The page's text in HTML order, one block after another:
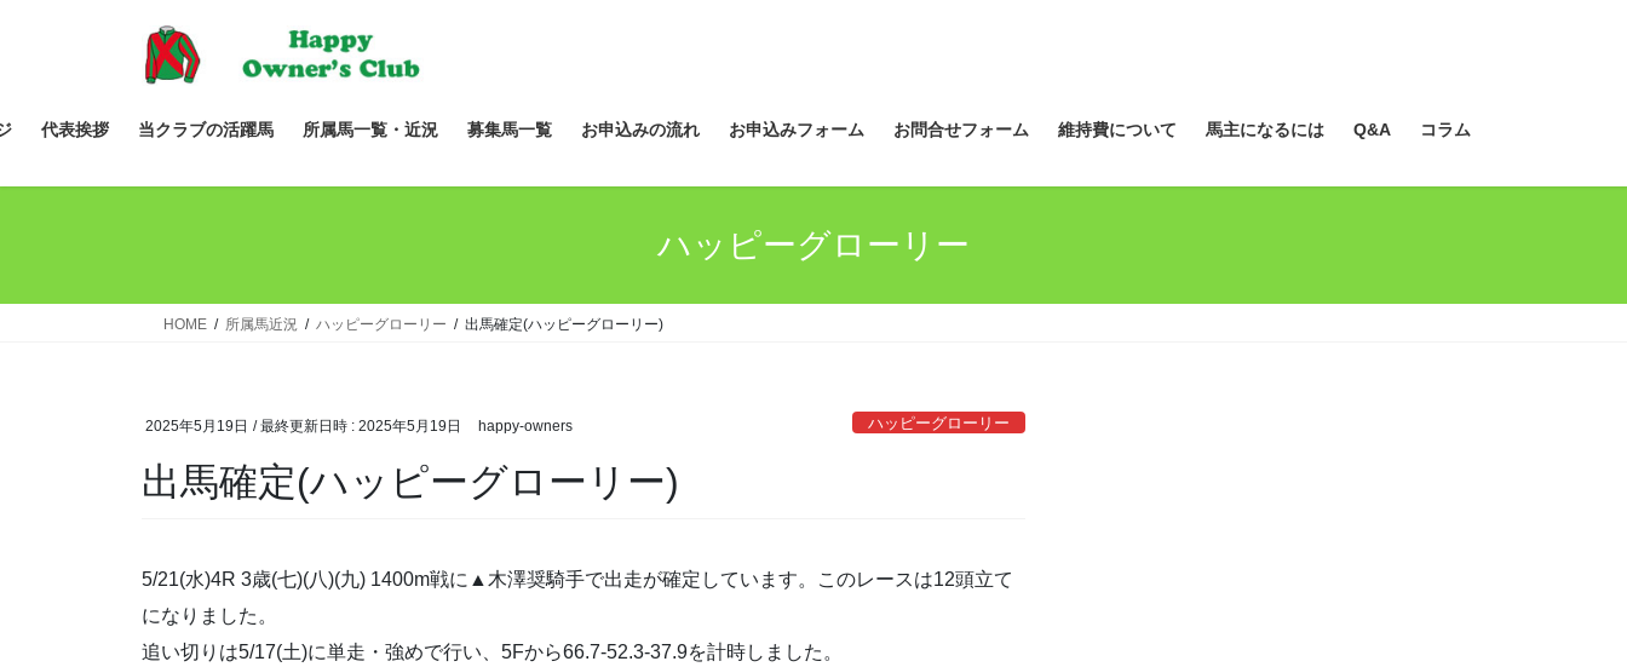
ツ
ス
シ
ン
代表挨拶 当クラブの活躍馬 所属馬一覧・近況 募集馬一覧 お申込みの流れ お申込みフォーム お問合せフォーム 維持費について 馬主になるには Q&A コラム
ハッピーグローリー
HOME 所属馬近況 ハッピーグローリー 出馬確定(ハッピーグローリー)
2025年5月19日 / 最終更新日時 : 2025年5月19日 happy-owners ハッピーグローリー
出馬確定(ハッピーグローリー)
5/21(水)4R 3歳(七)(八)(九) 1400m戦に▲木澤奨騎手で出走が確定しています。このレースは12頭立て
になりました。
追い切りは5/17(土)に単走・強めで行い、5Fから66.7-52.3-37.9を計時しました。